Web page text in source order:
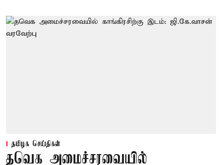
தமிழக செய்திகள்
தவெக அமைச்சரவையில்